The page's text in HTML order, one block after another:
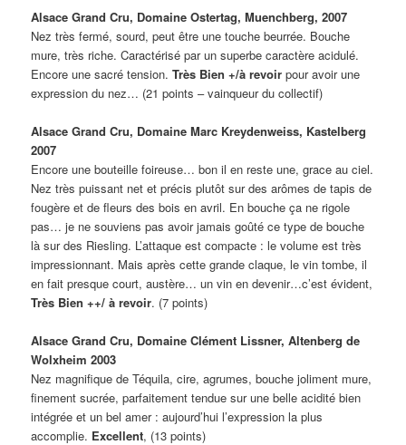
Alsace Grand Cru, Domaine Ostertag, Muenchberg, 2007
Nez très fermé, sourd, peut être une touche beurrée. Bouche
mure, très riche. Caractérisé par un superbe caractère acidulé.
Encore une sacré tension.Très Bien +/à revoir pour avoir une
expression du nez… (21 points – vainqueur du collectif)
Alsace Grand Cru, Domaine Marc Kreydenweiss, Kastelberg
2007
Encore une bouteille foireuse… bon il en reste une, grace au ciel.
Nez très puissant net et précis plutôt sur des arômes de tapis de
fougère et de fleurs des bois en avril. En bouche ça ne rigole
pas… je ne souviens pas avoir jamais goûté ce type de bouche
là sur des Riesling. L’attaque est compacte : le volume est très
impressionnant. Mais après cette grande claque, le vin tombe, il
en fait presque court, austère… un vin en devenir…c’est évident,
Très Bien ++/ à revoir. (7 points)
Alsace Grand Cru, Domaine Clément Lissner, Altenberg de
Wolxheim 2003
Nez magnifique de Téquila, cire, agrumes, bouche joliment mure,
finement sucrée, parfaitement tendue sur une belle acidité bien
intégrée et un bel amer : aujourd’hui l’expression la plus
accomplie. Excellent, (13 points)